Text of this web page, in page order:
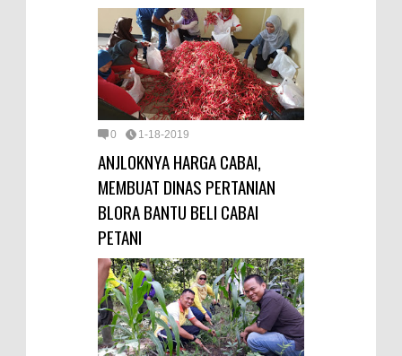
0 1-18-2019
ANJLOKNYA HARGA CABAI,
MEMBUAT DINAS PERTANIAN
BLORA BANTU BELI CABAI
PETANI